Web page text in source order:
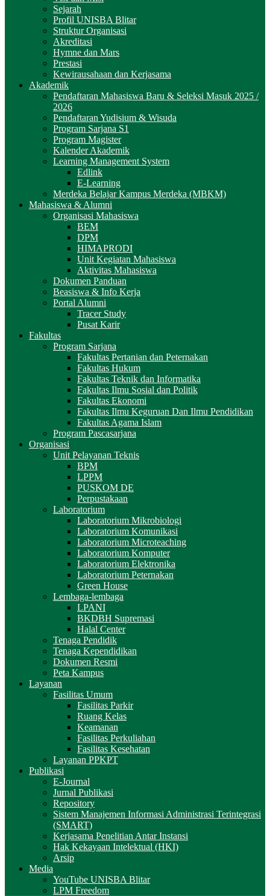
Sejarah
Profil UNISBA Blitar
Struktur Organisasi
Akreditasi
Hymne dan Mars
Prestasi
Kewirausahaan dan Kerjasama
Akademik
Pendaftaran Mahasiswa Baru & Seleksi Masuk 2025 /
2026
Pendaftaran Yudisium & Wisuda
Program Sarjana S1
Program Magister
Kalender Akademik
Learning Management System
Edlink
E-Learning
Merdeka Belajar Kampus Merdeka (MBKM)
Mahasiswa & Alumni
Organisasi Mahasiswa
BEM
DPM
HIMAPRODI
Unit Kegiatan Mahasiswa
Aktivitas Mahasiswa
Dokumen Panduan
Beasiswa & Info Kerja
Portal Alumni
Tracer Study
Pusat Karir
Fakultas
Program Sarjana
Fakultas Pertanian dan Peternakan
Fakultas Hukum
Fakultas Teknik dan Informatika
Fakultas Ilmu Sosial dan Politik
Fakultas Ekonomi
Fakultas Ilmu Keguruan Dan Ilmu Pendidikan
Fakultas Agama Islam
Program Pascasarjana
Organisasi
Unit Pelayanan Teknis
BPM
LPPM
PUSKOM DE
Perpustakaan
Laboratorium
Laboratorium Mikrobiologi
Laboratorium Komunikasi
Laboratorium Microteaching
Laboratorium Komputer
Laboratorium Elektronika
Laboratorium Peternakan
Green House
Lembaga-lembaga
LPANI
BKDBH Supremasi
Halal Center
Tenaga Pendidik
Tenaga Kependidikan
Dokumen Resmi
Peta Kampus
Layanan
Fasilitas Umum
Fasilitas Parkir
Ruang Kelas
Keamanan
Fasilitas Perkuliahan
Fasilitas Kesehatan
Layanan PPKPT
Publikasi
E-Journal
Jurnal Publikasi
Repository
Sistem Manajemen Informasi Administrasi Terintegrasi
(SMART)
Kerjasama Penelitian Antar Instansi
Hak Kekayaan Intelektual (HKI)
Arsip
Media
YouTube UNISBA Blitar
LPM Freedom